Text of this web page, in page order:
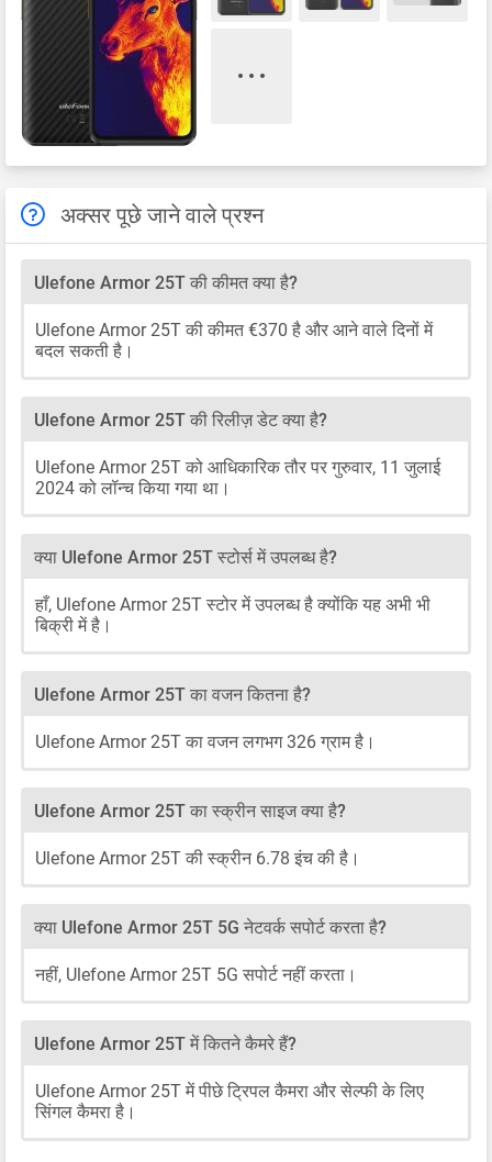
अक्सर पूछे जाने वाले प्रश्न
Ulefone Armor 25T की कीमत क्या है?
Ulefone Armor 25T की कीमत €370 है और आने वाले दिनों में
बदल सकती है।
Ulefone Armor 25T की रिलीज़ डेट क्या है?
Ulefone Armor 25T को आधिकारिक तौर पर गुरुवार, 11 जुलाई
2024 को लॉन्च किया गया था।
क्या Ulefone Armor 25T स्टोर्स में उपलब्ध है?
हाँ, Ulefone Armor 25T स्टोर में उपलब्ध है क्योंकि यह अभी भी
बिक्री में है।
Ulefone Armor 25T का वजन कितना है?
Ulefone Armor 25T का वजन लगभग 326 ग्राम है।
Ulefone Armor 25T का स्क्रीन साइज क्या है?
Ulefone Armor 25T की स्क्रीन 6.78 इंच की है।
क्या Ulefone Armor 25T 5G नेटवर्क सपोर्ट करता है?
नहीं, Ulefone Armor 25T 5G सपोर्ट नहीं करता।
Ulefone Armor 25T में कितने कैमरे हैं?
Ulefone Armor 25T में पीछे ट्रिपल कैमरा और सेल्फी के लिए
सिंगल कैमरा है।